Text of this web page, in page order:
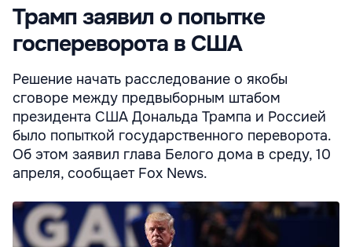
Трамп заявил о попытке
госпереворота в США
Решение начать расследование о якобы
сговоре между предвыборным штабом
президента США Дональда Трампа и Россией
было попыткой государственного переворота.
Об этом заявил глава Белого дома в среду, 10
апреля, сообщает Fox News.